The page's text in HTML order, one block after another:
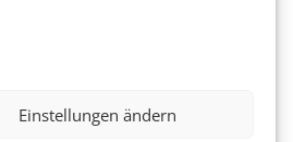
Einstellungen ändern